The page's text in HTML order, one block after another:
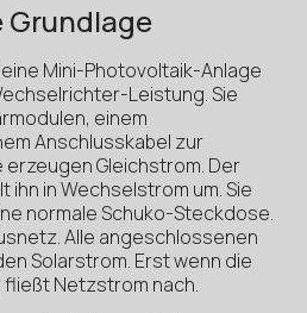
Grundlage
Mini-Photovoltaik-Anlage
Leistung. Sie
einem
Anschlusskabel zur
Gleichstrom. Der
in Wechselstrom um. Sie
normale Schuko-Steckdose.
Alle angeschlossenen
Solarstrom. Erst wenn die
Netzstrom nach.